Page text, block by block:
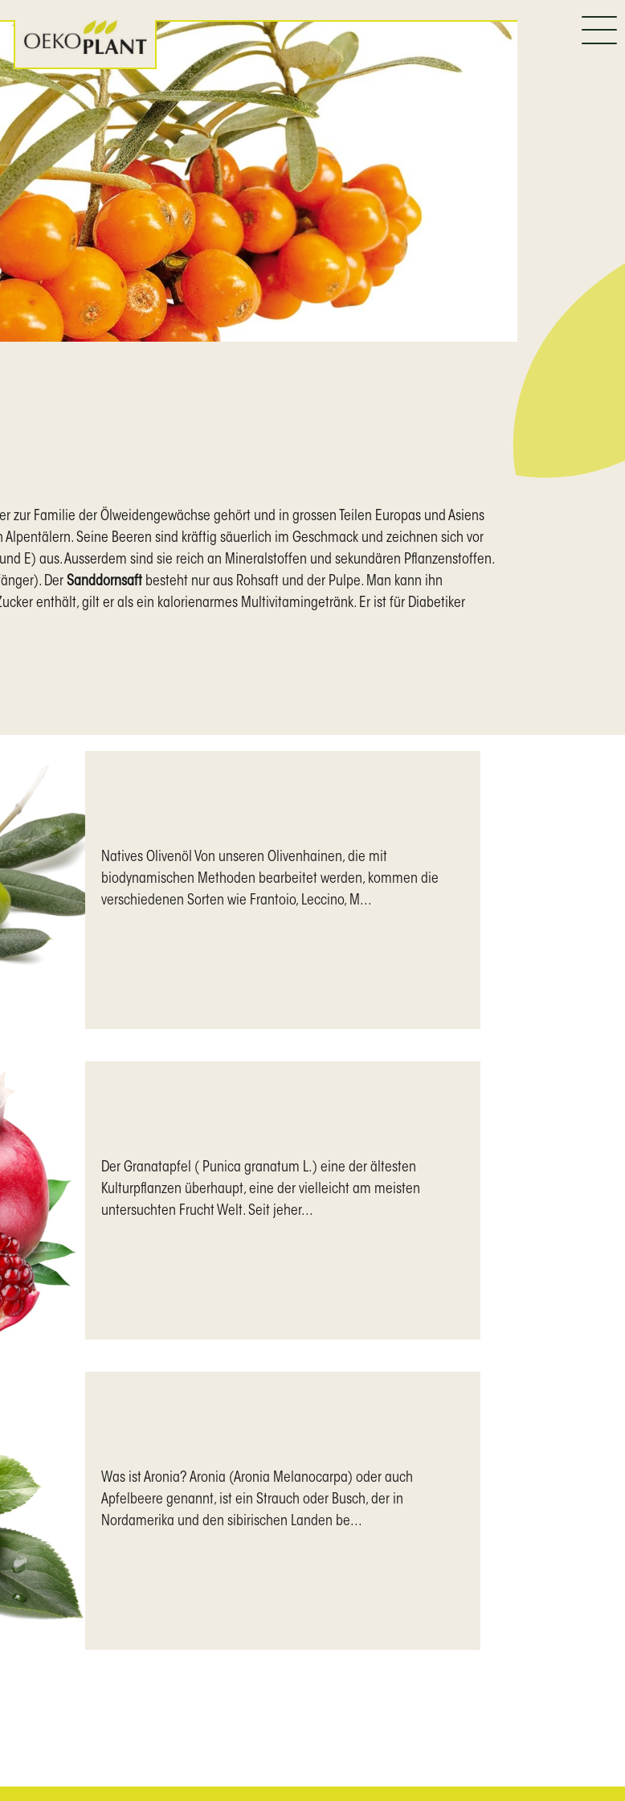
zur Familie der Ölweidengewächse gehört und in grossen Teilen Europas und Asiens
Seine Beeren sind kräftig säuerlich im Geschmack und zeichnen sich vor
E) aus. Ausserdem sind sie reich an Mineralstoffen und sekundären Pflanzenstoffen.
Der Sanddornsaft besteht nur aus Rohsaft und der Pulpe. Man kann ihn
enthält, gilt er als ein kalorienarmes Multivitamingetränk. Er ist für Diabetiker
Natives Olivenöl Von unseren Olivenhainen, die mit
biodynamischen Methoden bearbeitet werden, kommen die
verschiedenen Sorten wie Frantoio, Leccino, M...
Der Granatapfel ( Punica granatum L.) eine der ältesten
Kulturpflanzen überhaupt, eine der vielleicht am meisten
untersuchten Frucht Welt. Seit jeher...
Was ist Aronia? Aronia (Aronia Melanocarpa) oder auch
Apfelbeere genannt, ist ein Strauch oder Busch, der in
Nordamerika und den sibirischen Landen be...